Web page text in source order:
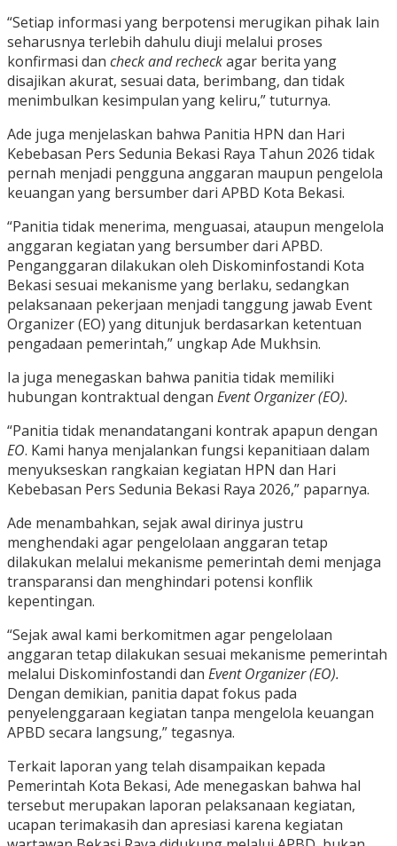
“Setiap informasi yang berpotensi merugikan pihak lain
seharusnya terlebih dahulu diuji melalui proses
konfirmasi dan check and recheckagar berita yang
disajikan akurat, sesuai data, berimbang, dan tidak
menimbulkan kesimpulan yang keliru,” tuturnya.
Ade juga menjelaskan bahwa Panitia HPN dan Hari
Kebebasan Pers Sedunia Bekasi Raya Tahun 2026 tidak
pernah menjadi pengguna anggaran maupun pengelola
keuangan yang bersumber dari APBD Kota Bekasi.
“Panitia tidak menerima, menguasai, ataupun mengelola
anggaran kegiatan yang bersumber dari APBD.
Penganggaran dilakukan oleh Diskominfostandi Kota
Bekasi sesuai mekanisme yang berlaku, sedangkan
pelaksanaan pekerjaan menjadi tanggung jawab Event
Organizer (EO) yang ditunjuk berdasarkan ketentuan
pengadaan pemerintah,” ungkap Ade Mukhsin.
Ia juga menegaskan bahwa panitia tidak memiliki
hubungan kontraktual dengan Event Organizer (EO).
“Panitia tidak menandatangani kontrak apapun dengan
EO. Kami hanya menjalankan fungsi kepanitiaan dalam
menyukseskan rangkaian kegiatan HPN dan Hari
Kebebasan Pers Sedunia Bekasi Raya 2026,” paparnya.
Ade menambahkan, sejak awal dirinya justru
menghendaki agar pengelolaan anggaran tetap
dilakukan melalui mekanisme pemerintah demi menjaga
transparansi dan menghindari potensi konflik
kepentingan.
“Sejak awal kami berkomitmen agar pengelolaan
anggaran tetap dilakukan sesuai mekanisme pemerintah
melalui Diskominfostandi dan Event Organizer (EO).
Dengan demikian, panitia dapat fokus pada
penyelenggaraan kegiatan tanpa mengelola keuangan
APBD secara langsung,” tegasnya.
Terkait laporan yang telah disampaikan kepada
Pemerintah Kota Bekasi, Ade menegaskan bahwa hal
tersebut merupakan laporan pelaksanaan kegiatan,
ucapan terimakasih dan apresiasi karena kegiatan